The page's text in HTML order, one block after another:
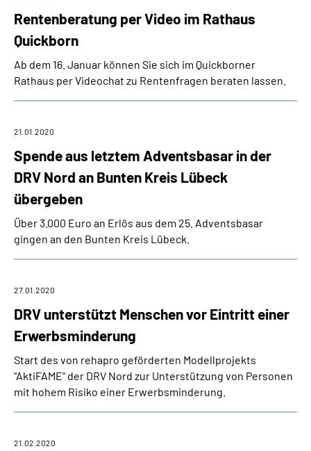
Rentenberatung per Video im Rathaus
Quickborn
Ab dem 16. Januar können Sie sich im Quickborner
Rathaus per Videochat zu Rentenfragen beraten lassen.
Spende aus letztem Adventsbasar in der
DRV Nord an Bunten Kreis Lübeck
übergeben
21.01.2020
Über 3.000 Euro an Erlös aus dem 25. Advents­basar
gingen an den Bunten Kreis Lübeck.
DRV unterstützt Menschen vor Eintritt einer
Erwerbsminderung
27.01.2020
Start des von rehapro geförderten Modellprojekts
"AktiFAME" der DRV Nord zur Unterstützung von Personen
mit hohem Risiko einer Erwerbsminderung.
21.02.2020